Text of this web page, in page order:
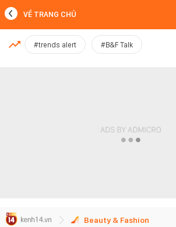
MỚI NHẤT
VỀ TRANG CHỦ
#trends alert #B&F Talk
Beauty & Fashion